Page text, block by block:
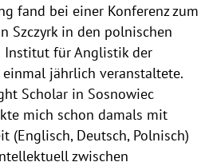
fand bei einer Konferenz zum
Szczyrk in den polnischen
Institut für Anglistik der
jährlich veranstaltete.
Scholar in Sosnowiec
mich schon damals mit
(Englisch, Deutsch, Polnisch)
zwischen